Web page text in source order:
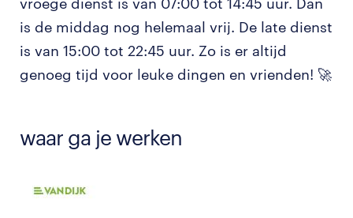
is de middag nog helemaal vrij. De late dienst
is van 15:00 tot 22:45 uur. Zo is er altijd
genoeg tijd voor leuke dingen en vrienden! 🚀
waar ga je werken